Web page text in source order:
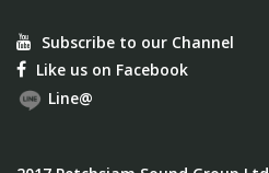
Subscribe to our Channel
Like us on Facebook
Line@